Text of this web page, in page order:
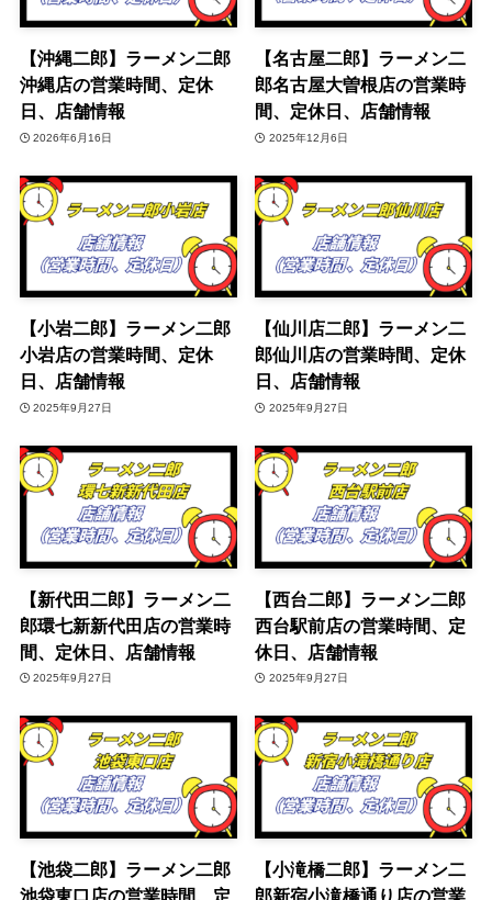
【沖縄二郎】ラーメン二郎
沖縄店の営業時間、定休
日、店舗情報
2026年6月16日
【名古屋二郎】ラーメン二
郎名古屋大曽根店の営業時
間、定休日、店舗情報
2025年12月6日
【小岩二郎】ラーメン二郎
小岩店の営業時間、定休
日、店舗情報
2025年9月27日
【仙川店二郎】ラーメン二
郎仙川店の営業時間、定休
日、店舗情報
2025年9月27日
【新代田二郎】ラーメン二
郎環七新新代田店の営業時
間、定休日、店舗情報
2025年9月27日
【西台二郎】ラーメン二郎
西台駅前店の営業時間、定
休日、店舗情報
2025年9月27日
【池袋二郎】ラーメン二郎
池袋東口店の営業時間、定
【小滝橋二郎】ラーメン二
郎新宿小滝橋通り店の営業